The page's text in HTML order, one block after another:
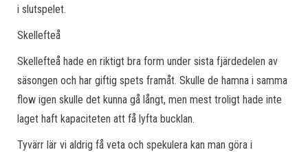
i slutspelet.
Skellefteå
Skellefteå hade en riktigt bra form under sista fjärdedelen av
säsongen och har giftig spets framåt. Skulle de hamna i samma
flow igen skulle det kunna gå långt, men mest troligt hade inte
laget haft kapaciteten att få lyfta bucklan.
Tyvärr lär vi aldrig få veta och spekulera kan man göra i